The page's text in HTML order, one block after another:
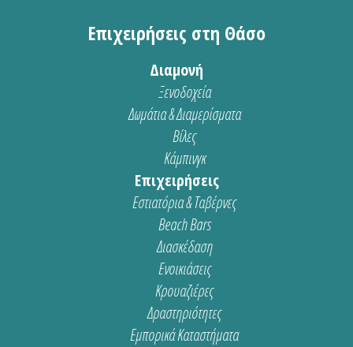
Επιχειρήσεις στη Θάσο
Διαμονή
Ξενοδοχεία
Δωμάτια & Διαμερίσματα
Βίλες
Κάμπινγκ
Επιχειρήσεις
Εστιατόρια & Ταβέρνες
Beach Bars
Διασκέδαση
Ενοικιάσεις
Κρουαζιέρες
Δραστηριότητες
Εμπορικά Καταστήματα